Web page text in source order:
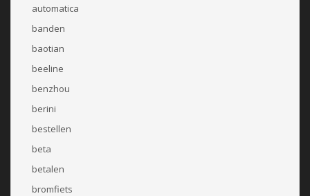
automatica
banden
baotian
beeline
benzhou
berini
bestellen
beta
betalen
bromfiets